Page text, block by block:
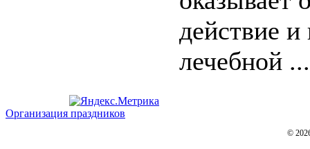
действие и
лечебной ...
Организация праздников
©